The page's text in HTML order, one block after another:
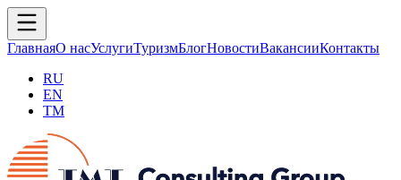
ГлавнаяО насУслугиТуризмБлогНовостиВакансииКонтакты
RU
EN
TM